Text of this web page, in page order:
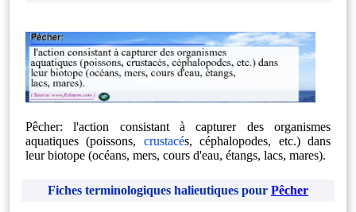
Pêcher: l'action consistant à capturer des organismes
aquatiques (poissons, crustacés, céphalopodes, etc.) dans
leur biotope (océans, mers, cours d'eau, étangs, lacs, mares).
Fiches terminologiques halieutiques pour Pêcher